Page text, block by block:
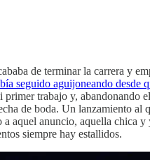
de terminar la carrera y
seguido aguijoneando desde
trabajo y, abandonando
de boda. Un lanzamiento
aquel anuncio, aquella chica y
siempre hay estallidos.